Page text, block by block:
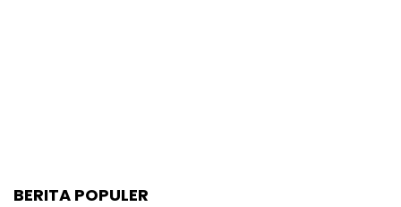
BERITA POPULER